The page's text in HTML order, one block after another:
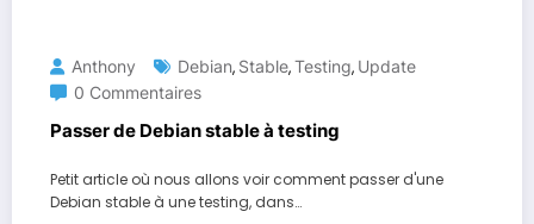
Anthony Debian, Stable,Testing, Update
0 Commentaires
Passer de Debian stable à testing
Petit article où nous allons voir comment passer d'une
Debian stable à une testing, dans…